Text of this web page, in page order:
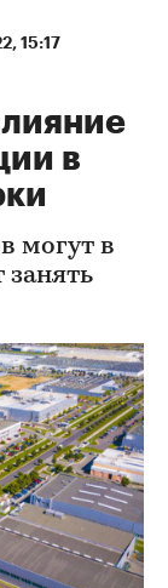
15:17
в
могут в
занять